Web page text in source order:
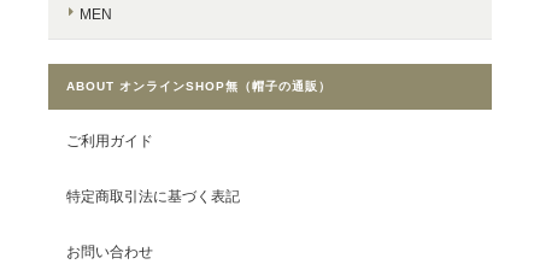
MEN
ABOUT オンラインSHOP無（帽子の通販）
ご利用ガイド
特定商取引法に基づく表記
お問い合わせ